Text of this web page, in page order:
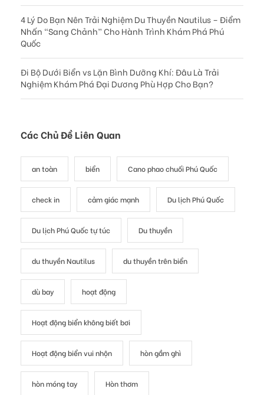
4 Lý Do Bạn Nên Trải Nghiệm Du Thuyền Nautilus – Điểm
Nhấn “Sang Chảnh” Cho Hành Trình Khám Phá Phú
Quốc
Đi Bộ Dưới Biển vs Lặn Bình Dưỡng Khí: Đâu Là Trải
Nghiệm Khám Phá Đại Dương Phù Hợp Cho Bạn?
Các Chủ Đề Liên Quan
an toàn biển Cano phao chuối Phú Quốc
check in cảm giác mạnh Du lịch Phú Quốc
Du lịch Phú Quốc tự túc Du thuyền
du thuyền Nautilus du thuyền trên biển
dù bay hoạt động
Hoạt động biển không biết bơi
Hoạt động biển vui nhộn hòn gầm ghì
hòn móng tay Hòn thơm